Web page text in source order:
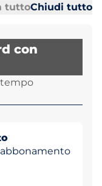
tuttoChiudi tutto
con